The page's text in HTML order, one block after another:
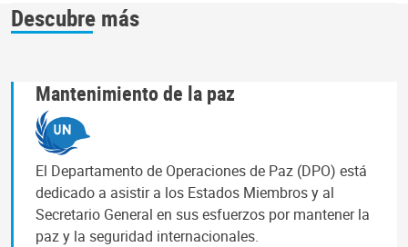
Descubre más
Mantenimiento de la paz
El Departamento de Operaciones de Paz (DPO) está
dedicado a asistir a los Estados Miembros y al
Secretario General en sus esfuerzos por mantener la
paz y la seguridad internacionales.